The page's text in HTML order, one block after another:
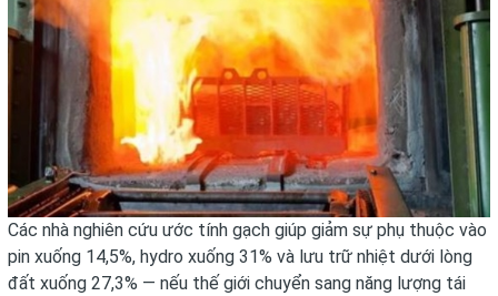
Các nhà nghiên cứu ước tính gạch giúp giảm sự phụ thuộc vào
pin xuống 14,5%, hydro xuống 31% và lưu trữ nhiệt dưới lòng
đất xuống 27,3% — nếu thế giới chuyển sang năng lượng tái